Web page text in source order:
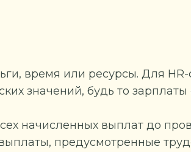
время или ресурсы. Для
значений, будь то
начисленных выплат до
предусмотренные